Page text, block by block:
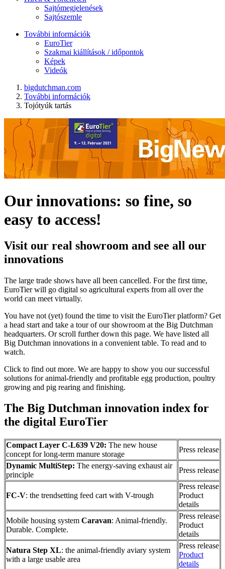
Sajtómegjelenések
Sajtószemle
További információk
EuroTier
Szakmai kiállítások / időpontok
Képek
Videók
bigdutchman.com
További információk
Tojótyúk tartás
Our innovations: so fine, so
easy to access!
Visit our real showroom and see all our
innovations
The large trade shows have all been cancelled. For the first time,
EuroTier will go digital so agricultural experts from all over the
world can meet virtually.
You have not (yet) found the time to visit the EuroTier platform? Get
a head start and take a tour of our showroom at the Big Dutchman
headquarters. Or scroll further down this page. We have listed all
Big Dutchman innovations in a convenient table. To read and to
watch.
Click to find out more. We are happy to show you our successful
solutions for animal-friendly and profitable egg production, poultry
growing and pig rearing and finishing.
The Big Dutchman innovation index for
the digital EuroTier
Compact Layer C-L639 V20: The new house
concept for long-term manure storage
Press release
Dynamic MultiStep: The energy-saving exhaust air
principle
Press release
FC-V: the trendsetting feed cart with V-trough
Press release
Product
details
Mobile housing system Caravan: Animal-friendly.
Durable. Complete.
Press release
Product
details
Natura Step XL: the animal-friendly aviary system
with a large usable area
Press release
Product
details